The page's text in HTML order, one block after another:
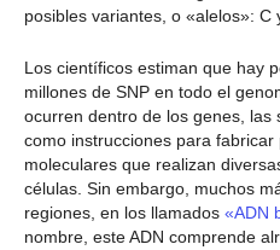
posibles variantes, o «alelos»: C
Los científicos estiman que hay
millones de SNP en todo el
ocurren dentro de los genes, las
como instrucciones para
moleculares que realizan
células. Sin embargo, muchos
regiones, en los llamados «ADN
nombre, este ADN comprende